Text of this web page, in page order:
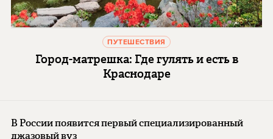
ПУТЕШЕСТВИЯ
Город-матрешка: Где гулять и есть в
Краснодаре
В России появится первый специализированный
джазовый вуз